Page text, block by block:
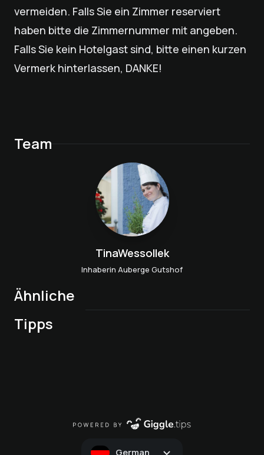
vermeiden. Falls Sie ein Zimmer reserviert
haben bitte die Zimmernummer mit angeben.
Falls Sie kein Hotelgast sind, bitte einen kurzen
Vermerk hinterlassen, DANKE!
Team
TinaWessollek
Inhaberin Auberge Gutshof
Ähnliche
Tipps
Menü nach Laune
der Küchenchefin
German